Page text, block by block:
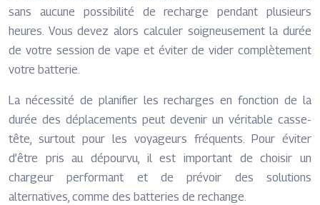
sans aucune possibilité de recharge pendant plusieurs
heures. Vous devez alors calculer soigneusement la durée
de votre session de vape et éviter de vider complètement
votre batterie.
La nécessité de planifier les recharges en fonction de la
durée des déplacements peut devenir un véritable casse-
tête, surtout pour les voyageurs fréquents. Pour éviter
d’être pris au dépourvu, il est important de choisir un
chargeur performant et de prévoir des solutions
alternatives, comme des batteries de rechange.